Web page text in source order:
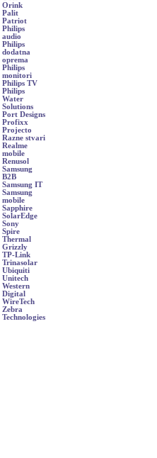
Orink
Palit
Patriot
Philips
audio
Philips
dodatna
oprema
Philips
monitori
Philips TV
Philips
Water
Solutions
Port Designs
Profixx
Projecto
Razne stvari
Realme
mobile
Renusol
Samsung
B2B
Samsung IT
Samsung
mobile
Sapphire
SolarEdge
Sony
Spire
Thermal
Grizzly
TP-Link
Trinasolar
Ubiquiti
Unitech
Western
Digital
WireTech
Zebra
Technologies